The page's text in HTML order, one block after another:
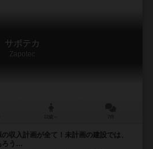
サポテカ
Zapotec
収入計画が全て！未計画の建設では、
ろう…